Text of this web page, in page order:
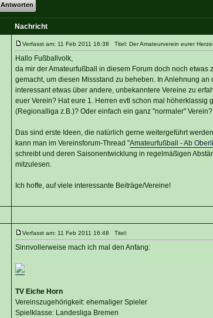
Antworten
Nachricht
Verfasst am: 11 Feb 2011 16:38 Titel: Der Amateurverein eurer
Hallo Fußballvolk,
da mir der Amateurfußball in diesem Forum doch noch
gemacht, um diesen Missstand zu beheben. In Anlehnung
interessant etwas über andere, unbekanntere Vereine zu
euer Verein? Hat eure 1. Herren evtl schon mal
(Regionalliga z.B.)? Oder einfach ein ganz "normaler"
Das sind erste Ideen, die natürlich gerne weitergeführt
kann man im Vereinsforum-Thread "Amateurfußball - Ab
schreibt und deren Saisonentwicklung in regelmäßigen
mitzulesen.
Ich hoffe, auf viele interessante Beiträge/Vereine!
Verfasst am: 11 Feb 2011 16:48 Titel:
Sinnvollerweise mach ich mal den Anfang:
TV Eiche Horn
Vereinszugehörigkeit: ehemaliger Spieler
Spielklasse: Landesliga Bremen